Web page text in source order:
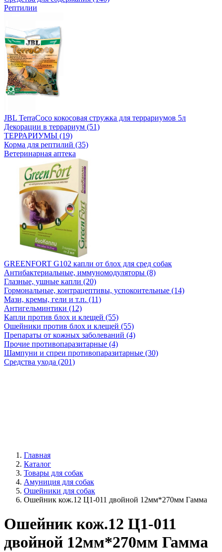
Рептилии
JBL TerraCoco кокосовая стружка для террариумов 5л
Декорации в террариум (51)
ТЕРРАРИУМЫ (19)
Корма для рептилий (35)
Ветеринарная аптека
GREENFORT G102 капли от блох для сред собак
Антибактериальные, иммуномодуляторы (8)
Глазные, ушные капли (20)
Гормональные, контрацептивы, успокоительные (14)
Мази, кремы, гели и т.п. (11)
Антигельминтики (12)
Капли против блох и клещей (55)
Ошейники против блох и клещей (55)
Препараты от кожных заболеваний (4)
Прочие противопаразитарные (4)
Шампуни и спреи противопаразитарные (30)
Средства ухода (201)
Главная
Каталог
Товары для собак
Амуниция для собак
Ошейники для собак
Ошейник кож.12 Ц1-011 двойной 12мм*270мм Гамма
Ошейник кож.12 Ц1-011
двойной 12мм*270мм Гамма